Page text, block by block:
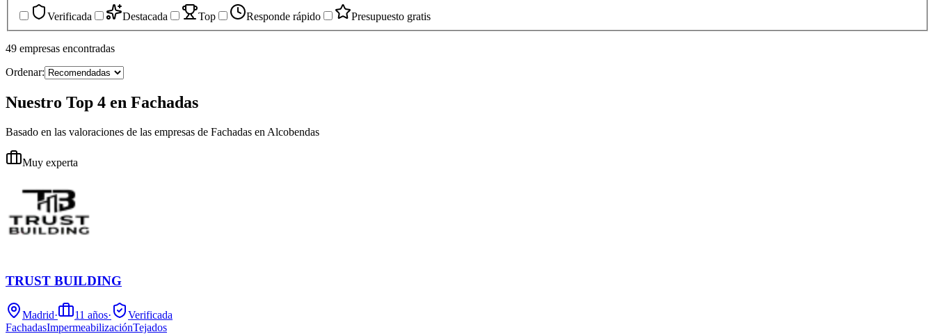
Verificada
Destacada Top Responde rápido Presupuesto gratis
49 empresas encontradas
Ordenar:
Nuestro Top 4 en Fachadas
Basado en las valoraciones de las empresas de Fachadas en Alcobendas
Muy experta
TRUST BUILDING
Madrid· 11 años·
Verificada
FachadasImpermeabilizaciónTejados